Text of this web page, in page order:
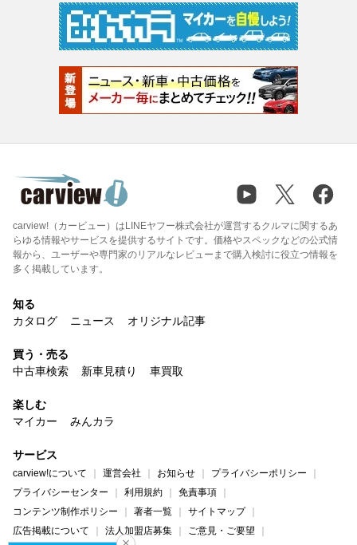
carview!（カービュー）はLINEヤフー株式会社が運営するクルマに関するあ
らゆる情報やサービスを提供するサイトです。価格やスペックなどの公式情
報から、ユーザーや専門家のリアルなレビューまで購入検討に役立つ情報を
多く掲載しています。
知る
カタログ
ニュース オリジナル記事
買う・売る
中古車検索
新車見積り 車買取
楽しむ
マイカー
みんカラ
サービス
carview!について 運営会社 お知らせ
プライバシーポリシー
プライバシーセンター
利用規約
免責事項
コンテンツ制作ポリシー
著者一覧
サイトマップ
広告掲載について
法人加盟店募集
ご意見・ご要望